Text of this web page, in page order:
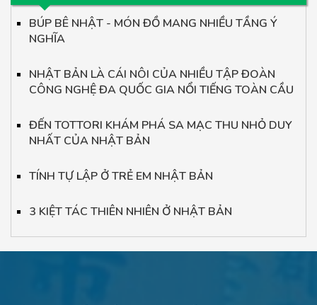
BÚP BÊ NHẬT - MÓN ĐỒ MANG NHIỀU TẦNG Ý
NGHĨA
NHẬT BẢN LÀ CÁI NÔI CỦA NHIỀU TẬP ĐOÀN
CÔNG NGHỆ ĐA QUỐC GIA NỔI TIẾNG TOÀN CẦU
ĐẾN TOTTORI KHÁM PHÁ SA MẠC THU NHỎ DUY
NHẤT CỦA NHẬT BẢN
TÍNH TỰ LẬP Ở TRẺ EM NHẬT BẢN
3 KIỆT TÁC THIÊN NHIÊN Ở NHẬT BẢN